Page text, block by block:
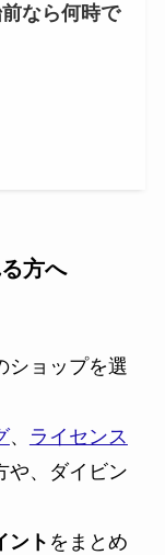
なら何時で
方へ
ショップを選
、
ライセンス
や、ダイビン
ント をまとめ